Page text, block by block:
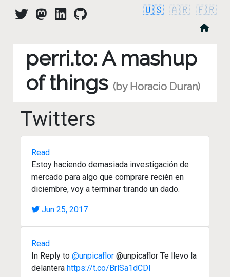
🇺🇸 🇦🇷 🇫🇷
perri.to: A mashup
of things (by Horacio Duran)
Twitters
Read
Estoy haciendo demasiada investigación de
mercado para algo que comprare recién en
diciembre, voy a terminar tirando un dado.
Jun 25, 2017
Read
In Reply to @unpicaflor @unpicaflor Te llevo la
delantera https://t.co/BrlSa1dCDl